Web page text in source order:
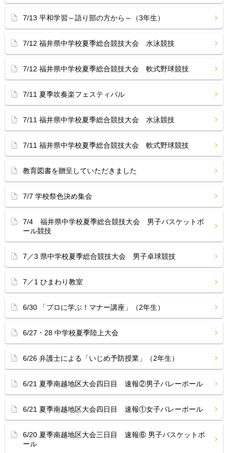
7/13 平和学習～語り部の方から～（3年生）
7/12 福井県中学校夏季総合競技大会 水泳競技
7/12 福井県中学校夏季総合競技大会 軟式野球競技
7/11 夏季吹奏楽フェスティバル
7/11 福井県中学校夏季総合競技大会 水泳競技
7/11 福井県中学校夏季総合競技大会 軟式野球競技
教育図書を贈呈していただきました
7/7 学校祭色決め集会
7/4 福井県中学校夏季総合競技大会 男子バスケットボ
ール競技
7／3 県中学校夏季総合競技大会 男子卓球競技
7／1 ひまわり教室
6/30 「プロに学ぶ！マナー講座」（2年生）
6/27・28 中学校夏季陸上大会
6/26 弁護士による「いじめ予防授業」（2年生）
6/21 夏季南越地区大会四日目 速報②男子バレーボール
6/21 夏季南越地区大会四日目 速報①女子バレーボール
6/20 夏季南越地区大会三日目 速報⑥ 男子バスケットボ
ール